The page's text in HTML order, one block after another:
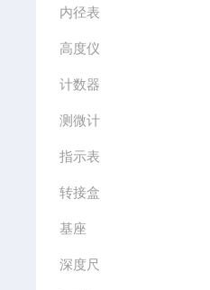
内径表
高度仪
计数器
测微计
指示表
转接盒
基座
深度尺